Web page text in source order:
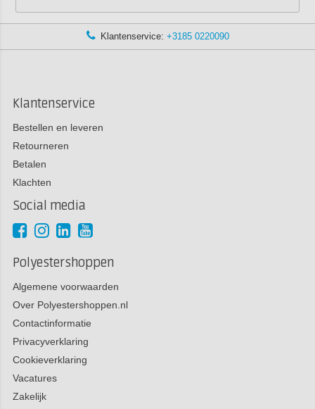
Klantenservice: +3185 0220090
Klantenservice
Bestellen en leveren
Retourneren
Betalen
Klachten
Social media
Polyestershoppen
Algemene voorwaarden
Over Polyestershoppen.nl
Contactinformatie
Privacyverklaring
Cookieverklaring
Vacatures
Zakelijk